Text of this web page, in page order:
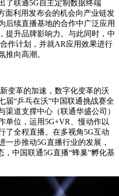
联通5G自主定制数据终端
面利用发布会的机会向产业链发
后续直播基地的合作中广泛应用
提升品牌影响力。与此同时，中
作计划，并就AR应用效果进行
推向高潮。
革的加速，数字化变革的沃
届“乒乓在沃”中国联通挑战赛全
渠道支撑中心（联通华盛公司）
单位，运用5G+VR、慢动作以
了全程直播。在多视角5G互动
一步推动5G直播行业的发展，
中国联通5G直播“蜂巢”孵化基